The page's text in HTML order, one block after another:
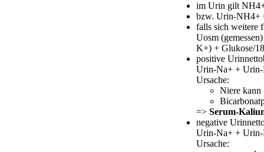
im Urin gilt
bzw. Urin-NH4+
falls sich weitere
Uosm
K+) + Glukose/
positive
Urin-Na+ +
Ursache:
Niere kann
=> Serum-
negative
Urin-Na+ +
Ursache: